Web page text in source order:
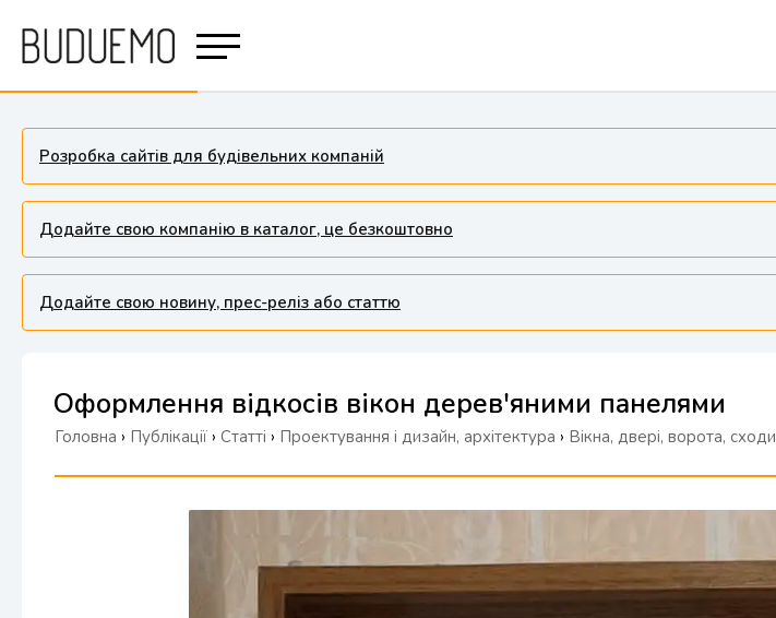
Розробка сайтів для будівельних компаній
Додайте свою компанію в каталог, це безкоштовно
Додайте свою новину, прес-реліз або статтю
Оформлення відкосів вікон дерев'яними панелями
Головна › Публікації › Статті › Проектування і дизайн, архітектура › Вікна, двері, ворота, сходи